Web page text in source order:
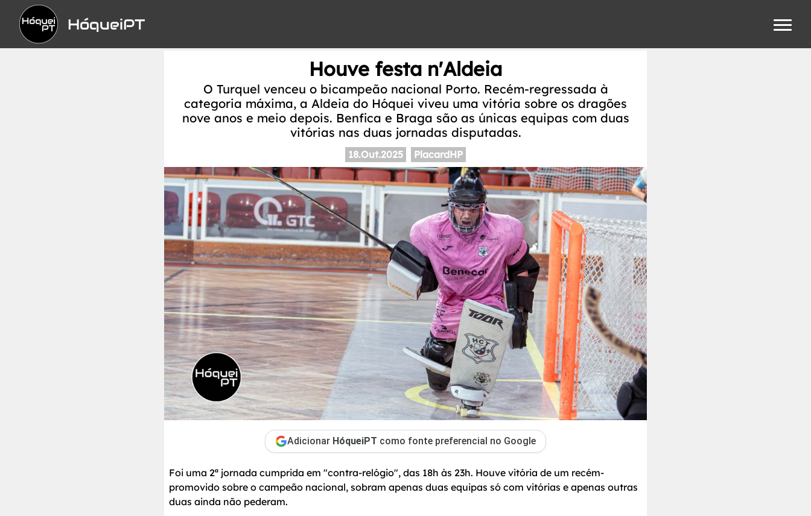
HóqueiPT
Houve festa n'Aldeia
O Turquel venceu o bicampeão nacional Porto. Recém-regressada à
categoria máxima, a Aldeia do Hóquei viveu uma vitória sobre os dragões
nove anos e meio depois. Benfica e Braga são as únicas equipas com duas
vitórias nas duas jornadas disputadas.
18.Out.2025 PlacardHP
Adicionar HóqueiPT como fonte preferencial no Google
Foi uma 2ª jornada cumprida em "contra-relógio", das 18h às 23h. Houve vitória de um recém-
promovido sobre o campeão nacional, sobram apenas duas equipas só com vitórias e apenas outras
duas ainda não pederam.